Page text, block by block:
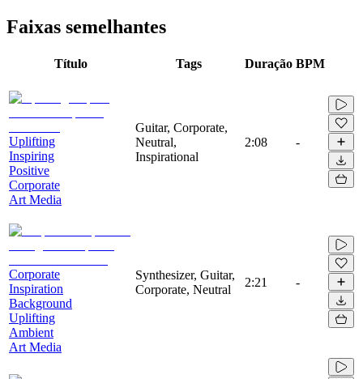
Faixas semelhantes
Título Tags Duração BPM
Uplifting
Inspiring
Positive
Corporate
Art Media
Guitar, Corporate,
Neutral,
Inspirational
2:08 -
Corporate
Inspiration
Background
Uplifting
Ambient
Art Media
Synthesizer, Guitar,
Corporate, Neutral
2:21 -